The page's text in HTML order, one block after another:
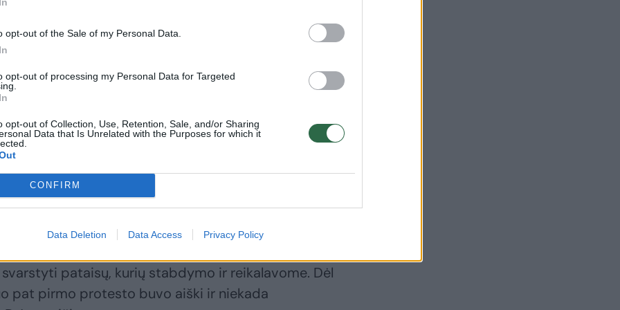
opt-out of the Sale of my Personal Data.
opt-out of processing my Personal Data for Targeted
opt-out of Collection, Use, Retention, Sale, and/or Sharing
Data that Is Unrelated with the Purposes for which it
CONFIRM
Data Deletion Data Access Privacy Policy
Žurnalistų profesionalų asociacijos pirmininkė
Deividas Jursevičius paliko salę.
yra šios darbo grupės tikslas. Seimo pirmininkas
tiesiai – darbo grupė svarstys tas pačias
tūkstančių žmonių. Vos prieš dvi dienas
poziciją (...).
pataisų, kurių stabdymo ir reikalavome. Dėl
pat pirmo protesto buvo aiški ir niekada